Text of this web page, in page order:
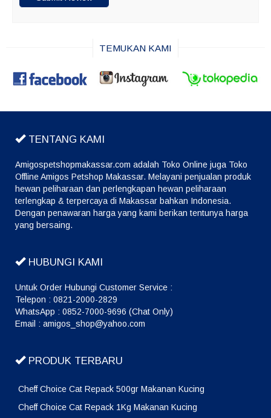
TEMUKAN KAMI
TENTANG KAMI
Amigospetshopmakassar.com adalah Toko Online juga Toko
Offline Amigos Petshop Makassar. Melayani penjualan produk
hewan peliharaan dan perlengkapan hewan peliharaan
terlengkap & terpercaya di Makassar bahkan Indonesia.
Dengan penawaran harga yang kami berikan tentunya harga
yang bersaing.
HUBUNGI KAMI
Untuk Order Hubungi Customer Service :
Telepon : 0821-2000-2829
WhatsApp : 0852-7000-9696 (Chat Only)
Email : amigos_shop@yahoo.com
PRODUK TERBARU
Cheff Choice Cat Repack 500gr Makanan Kucing
Cheff Choice Cat Repack 1Kg Makanan Kucing